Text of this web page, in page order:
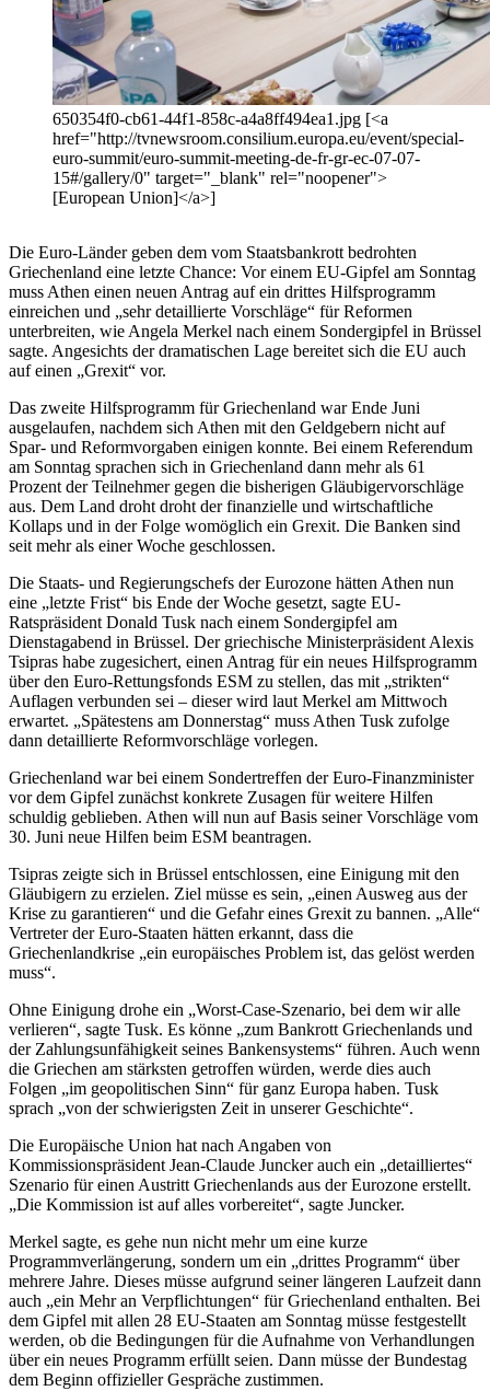
650354f0-cb61-44f1-858c-a4a8ff494ea1.jpg [<a
href="http://tvnewsroom.consilium.europa.eu/event/special-
euro-summit/euro-summit-meeting-de-fr-gr-ec-07-07-
15#/gallery/0" target="_blank" rel="noopener">
[European Union]</a>]
Die Euro-Länder geben dem vom Staatsbankrott bedrohten
Griechenland eine letzte Chance: Vor einem EU-Gipfel am Sonntag
muss Athen einen neuen Antrag auf ein drittes Hilfsprogramm
einreichen und „sehr detaillierte Vorschläge“ für Reformen
unterbreiten, wie Angela Merkel nach einem Sondergipfel in Brüssel
sagte. Angesichts der dramatischen Lage bereitet sich die EU auch
auf einen „Grexit“ vor.
Das zweite Hilfsprogramm für Griechenland war Ende Juni
ausgelaufen, nachdem sich Athen mit den Geldgebern nicht auf
Spar- und Reformvorgaben einigen konnte. Bei einem Referendum
am Sonntag sprachen sich in Griechenland dann mehr als 61
Prozent der Teilnehmer gegen die bisherigen Gläubigervorschläge
aus. Dem Land droht droht der finanzielle und wirtschaftliche
Kollaps und in der Folge womöglich ein Grexit. Die Banken sind
seit mehr als einer Woche geschlossen.
Die Staats- und Regierungschefs der Eurozone hätten Athen nun
eine „letzte Frist“ bis Ende der Woche gesetzt, sagte EU-
Ratspräsident Donald Tusk nach einem Sondergipfel am
Dienstagabend in Brüssel. Der griechische Ministerpräsident Alexis
Tsipras habe zugesichert, einen Antrag für ein neues Hilfsprogramm
über den Euro-Rettungsfonds ESM zu stellen, das mit „strikten“
Auflagen verbunden sei – dieser wird laut Merkel am Mittwoch
erwartet. „Spätestens am Donnerstag“ muss Athen Tusk zufolge
dann detaillierte Reformvorschläge vorlegen.
Griechenland war bei einem Sondertreffen der Euro-Finanzminister
vor dem Gipfel zunächst konkrete Zusagen für weitere Hilfen
schuldig geblieben. Athen will nun auf Basis seiner Vorschläge vom
30. Juni neue Hilfen beim ESM beantragen.
Tsipras zeigte sich in Brüssel entschlossen, eine Einigung mit den
Gläubigern zu erzielen. Ziel müsse es sein, „einen Ausweg aus der
Krise zu garantieren“ und die Gefahr eines Grexit zu bannen. „Alle“
Vertreter der Euro-Staaten hätten erkannt, dass die
Griechenlandkrise „ein europäisches Problem ist, das gelöst werden
muss“.
Ohne Einigung drohe ein „Worst-Case-Szenario, bei dem wir alle
verlieren“, sagte Tusk. Es könne „zum Bankrott Griechenlands und
der Zahlungsunfähigkeit seines Bankensystems“ führen. Auch wenn
die Griechen am stärksten getroffen würden, werde dies auch
Folgen „im geopolitischen Sinn“ für ganz Europa haben. Tusk
sprach „von der schwierigsten Zeit in unserer Geschichte“.
Die Europäische Union hat nach Angaben von
Kommissionspräsident Jean-Claude Juncker auch ein „detailliertes“
Szenario für einen Austritt Griechenlands aus der Eurozone erstellt.
„Die Kommission ist auf alles vorbereitet“, sagte Juncker.
Merkel sagte, es gehe nun nicht mehr um eine kurze
Programmverlängerung, sondern um ein „drittes Programm“ über
mehrere Jahre. Dieses müsse aufgrund seiner längeren Laufzeit dann
auch „ein Mehr an Verpflichtungen“ für Griechenland enthalten. Bei
dem Gipfel mit allen 28 EU-Staaten am Sonntag müsse festgestellt
werden, ob die Bedingungen für die Aufnahme von Verhandlungen
über ein neues Programm erfüllt seien. Dann müsse der Bundestag
dem Beginn offizieller Gespräche zustimmen.